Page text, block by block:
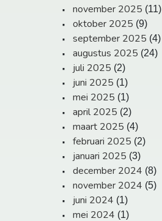
november 2025 (11)
oktober 2025 (9)
september 2025 (4)
augustus 2025 (24)
juli 2025 (2)
juni 2025 (1)
mei 2025 (1)
april 2025 (2)
maart 2025 (4)
februari 2025 (2)
januari 2025 (3)
december 2024 (8)
november 2024 (5)
juni 2024 (1)
mei 2024 (1)